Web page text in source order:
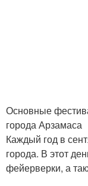
Основные
города Арзамаса
Каждый год в
города. В этот
фейерверки, а